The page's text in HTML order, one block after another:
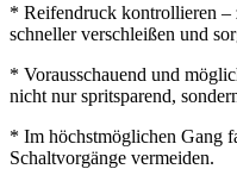
* Reifendruck kontrollieren –
schneller verschleißen und
* Vorausschauend und
nicht nur spritsparend,
* Im höchstmöglichen Gang
Schaltvorgänge vermeiden.